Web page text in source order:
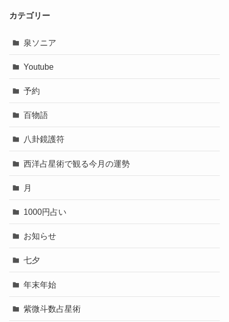
カテゴリー
泉ソニア
Youtube
予約
百物語
八卦鏡護符
西洋占星術で観る今月の運勢
月
1000円占い
お知らせ
七夕
年末年始
紫微斗数占星術